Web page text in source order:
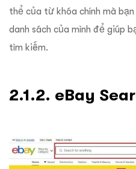
thể của từ khóa chính mà
danh sách của mình để giúp
tìm kiếm.
2.1.2. eBay